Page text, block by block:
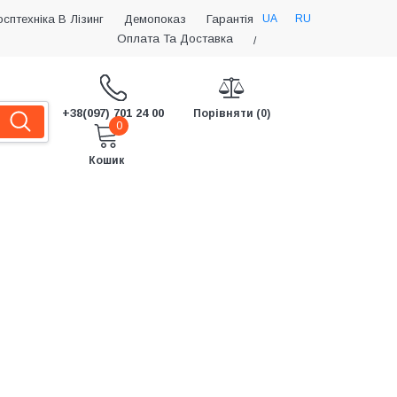
В Лізинг Демопоказ
Гарантія
Оплата Та Доставка
UA
/
RU
+38(097) 701 24 00
Порівняти (0)
0
Кошик